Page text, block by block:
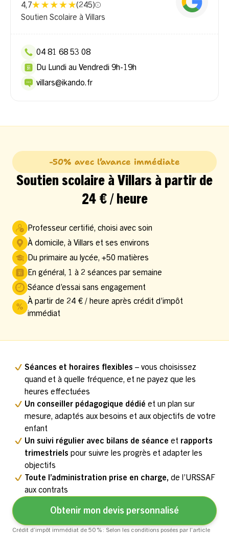
4,7 (245)
Soutien Scolaire à Villars
04 81 68 53 08
Du Lundi au Vendredi 9h-19h
villars@ikando.fr
-50% avec l’avance immédiate
Soutien scolaire à Villars à partir de
24 € / heure
Professeur certifié, choisi avec soin
À domicile, à Villars et ses environs
Du primaire au lycée, +50 matières
En général, 1 à 2 séances par semaine
Séance d’essai sans engagement
À partir de 24 € / heure après crédit d’impôt
immédiat
Séances et horaires flexibles – vous choisissez
quand et à quelle fréquence, et ne payez que les
heures effectuées
Un conseiller pédagogique dédié et un plan sur
mesure, adaptés aux besoins et aux objectifs de votre
enfant
Un suivi régulier avec bilans de séance et rapports
trimestriels pour suivre les progrès et adapter les
objectifs
Toute l’administration prise en charge, de l’URSSAF
aux contrats
Obtenir mon devis personnalisé
Crédit d’impôt immédiat de 50 % : Selon les conditions posées par l’article